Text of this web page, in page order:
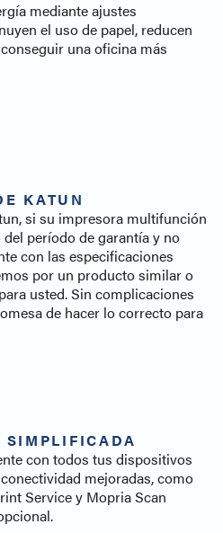
mediante ajustes
el uso de papel, reducen
una oficina más
KATUN
si su impresora multifunción
período de garantía y no
con las especificaciones
por un producto similar o
usted. Sin complicaciones
de hacer lo correcto para
con todos tus dispositivos
mejoradas, como
Service y Mopria Scan